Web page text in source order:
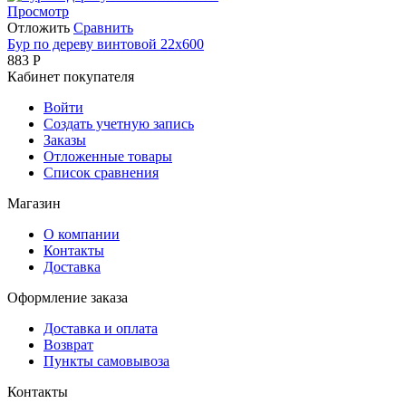
Просмотр
Отложить Сравнить
Бур по дереву винтовой 22x600
883 Р
Кабинет покупателя
Войти
Создать учетную запись
Заказы
Отложенные товары
Список сравнения
Магазин
О компании
Контакты
Доставка
Оформление заказа
Доставка и оплата
Возврат
Пункты самовывоза
Контакты